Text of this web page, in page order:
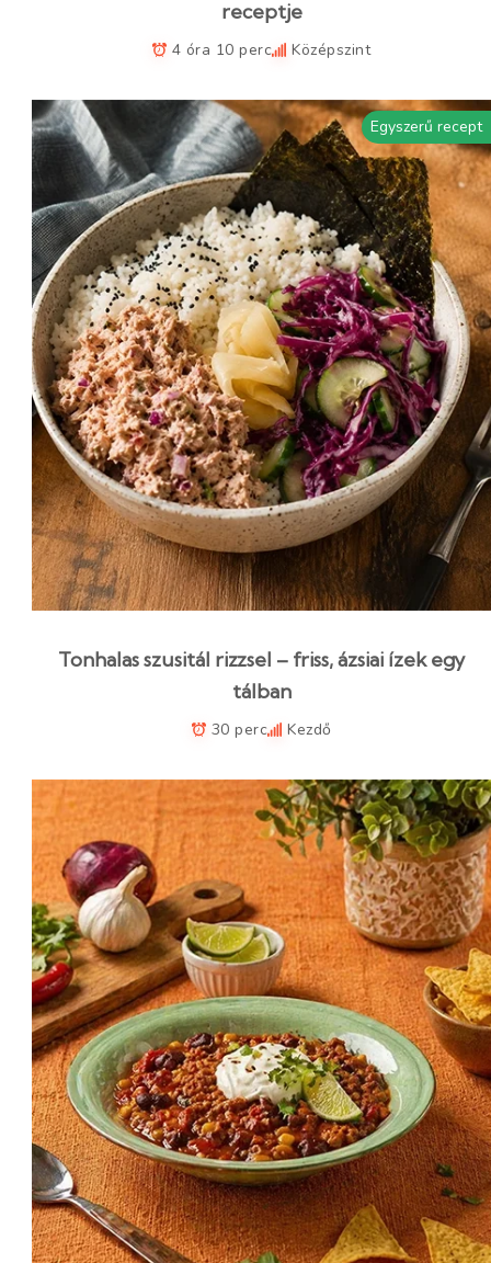
receptje
4 óra 10 perc Középszint
Egyszerű recept
Tonhalas szusitál rizzsel – friss, ázsiai ízek egy
tálban
30 perc Kezdő